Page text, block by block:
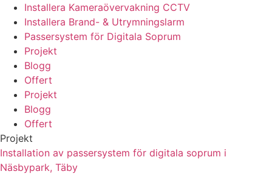
Installera Kameraövervakning CCTV
Installera Brand- & Utrymningslarm
Passersystem för Digitala Soprum
Projekt
Blogg
Offert
Projekt
Blogg
Offert
Projekt
Installation av passersystem för digitala soprum i
Näsbypark, Täby